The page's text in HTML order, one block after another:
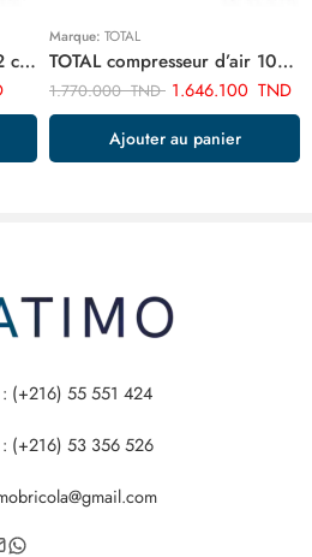
TOTAL compresseur d’air 2 cylindre TTAC2506
Marque: TOTAL
TOTAL compresseur d’air 100 litres 3cv TC1301006E
1.770.000TND 1.646.100 TND
Ajouter au panier
(+216) 55 551 424
(+216) 53 356 526